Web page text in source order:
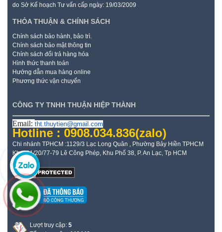
do Sở Kế hoạch Tư vấn cấp ngày: 19/03/2009
THỎA THUẬN & CHÍNH SÁCH
Chính sách bảo hành, bảo trì.
Chính sách bảo mật thông tin
Chính sách đổi trả hàng hóa
Hình thức thanh toán
Hướng dẫn mua hàng online
Phương thức vận chuyển
CÔNG TY TNHH THUẬN HIỆP THÀNH
Email: tht.thuytien@gmail.com
Hotline : 0908.034.836(zalo)
Chi nhánh TPHCM :1129/3 Lạc Long Quân , Phường Bảy Hiền TPHCM
Kho: 21/20/77-79 Lê Công Phép, Khu Phố 38, P. An Lạc, Tp HCM
Lượt truy cập: 5